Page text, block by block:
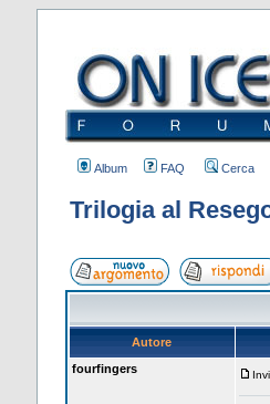
Album FAQ Cerca
Trilogia al
Autore
fourfingers